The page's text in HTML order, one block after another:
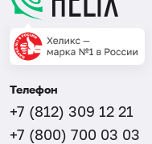
Телефон
+7 (812) 309 12 21
+7 (800) 700 03 03